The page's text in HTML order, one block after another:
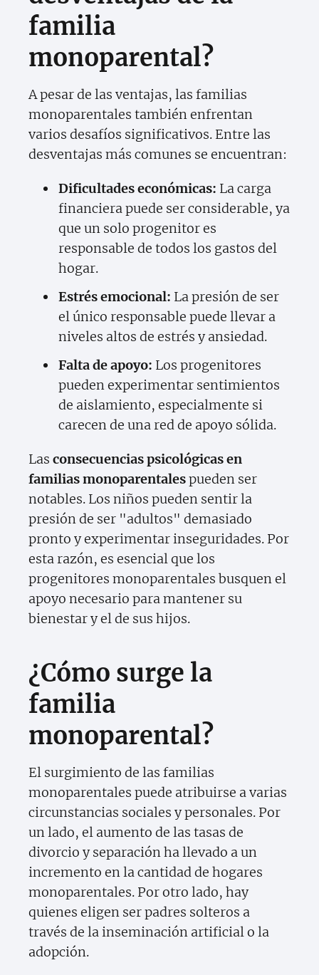
familia
monoparental?
A pesar de las ventajas, las familias
monoparentales también enfrentan
varios desafíos significativos. Entre las
desventajas más comunes se encuentran:
Dificultades económicas: La carga
financiera puede ser considerable, ya
que un solo progenitor es
responsable de todos los gastos del
hogar.
Estrés emocional: La presión de ser
el único responsable puede llevar a
niveles altos de estrés y ansiedad.
Falta de apoyo: Los progenitores
pueden experimentar sentimientos
de aislamiento, especialmente si
carecen de una red de apoyo sólida.
Las consecuencias psicológicas en
familias monoparentalespueden ser
notables. Los niños pueden sentir la
presión de ser "adultos" demasiado
pronto y experimentar inseguridades. Por
esta razón, es esencial que los
progenitores monoparentales busquen el
apoyo necesario para mantener su
bienestar y el de sus hijos.
¿Cómo surge la
familia
monoparental?
El surgimiento de las familias
monoparentales puede atribuirse a varias
circunstancias sociales y personales. Por
un lado, el aumento de las tasas de
divorcio y separación ha llevado a un
incremento en la cantidad de hogares
monoparentales. Por otro lado, hay
quienes eligen ser padres solteros a
través de la inseminación artificial o la
adopción.